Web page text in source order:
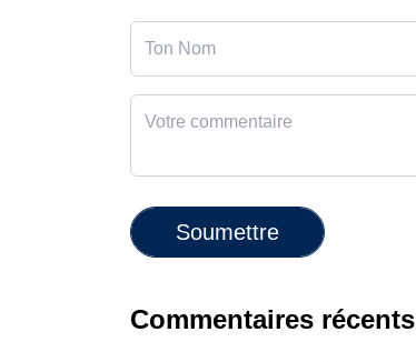
Soumettre
Commentaires récents